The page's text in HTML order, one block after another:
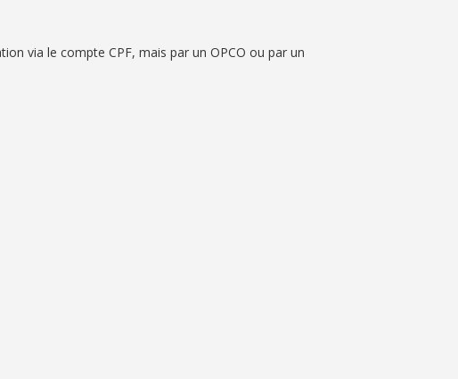
via le compte CPF, mais par un OPCO ou par un